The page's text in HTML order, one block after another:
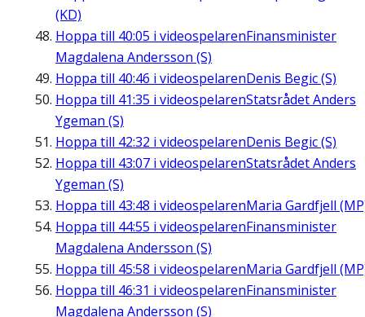
(KD)
Hoppa till 40:05 i videospelarenFinansminister
Magdalena Andersson (S)
Hoppa till 40:46 i videospelarenDenis Begic (S)
Hoppa till 41:35 i videospelarenStatsrådet Anders
Ygeman (S)
Hoppa till 42:32 i videospelarenDenis Begic (S)
Hoppa till 43:07 i videospelarenStatsrådet Anders
Ygeman (S)
Hoppa till 43:48 i videospelarenMaria Gardfjell
Hoppa till 44:55 i videospelarenFinansminister
Magdalena Andersson (S)
Hoppa till 45:58 i videospelarenMaria Gardfjell
Hoppa till 46:31 i videospelarenFinansminister
Magdalena Andersson (S)